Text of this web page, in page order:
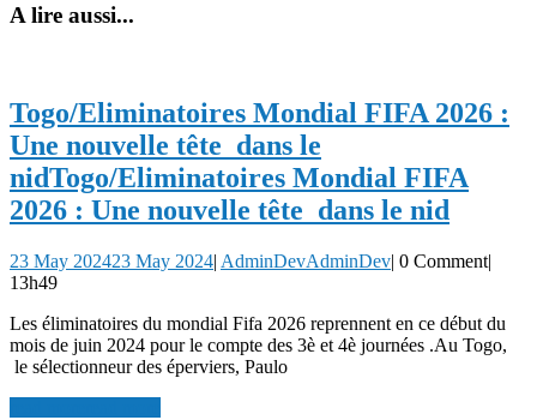
A lire aussi...
Togo/Eliminatoires Mondial FIFA 2026 :
Une nouvelle tête dans le
nidTogo/Eliminatoires Mondial FIFA
2026 : Une nouvelle tête dans le nid
23 May 202423 May 2024| AdminDevAdminDev| 0 Comment|
13h49
Les éliminatoires du mondial Fifa 2026 reprennent en ce début du
mois de juin 2024 pour le compte des 3è et 4è journées .Au Togo,
le sélectionneur des éperviers, Paulo